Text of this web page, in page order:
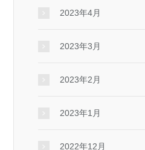
2023年4月
2023年3月
2023年2月
2023年1月
2022年12月